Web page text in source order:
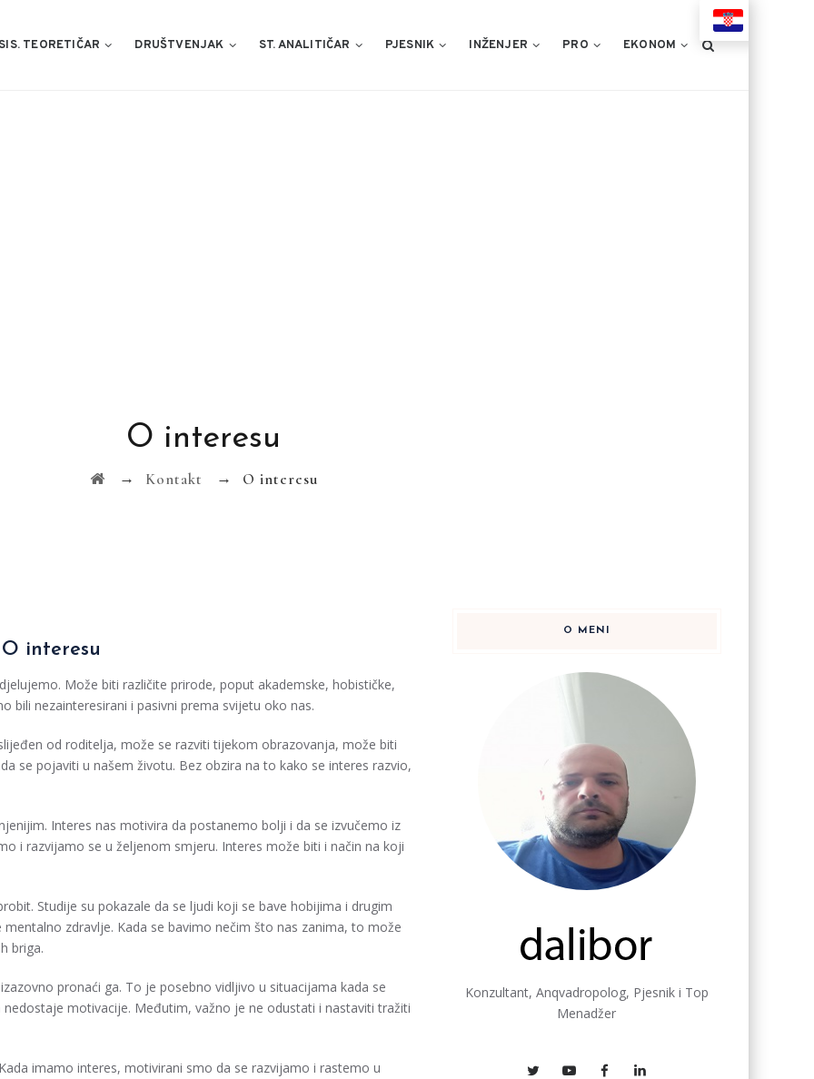
SIS. TEORETIČAR DRUŠTVENJAK ST. ANALITIČAR PJESNIK INŽENJER PRO EKONOM
O interesu
→ Kontakt → O interesu
O interesu
Može biti različite prirode, poput akademske, hobističke,
bili nezainteresirani i pasivni prema svijetu oko nas.
od roditelja, može se razviti tijekom obrazovanja, može biti
se pojaviti u našem životu. Bez obzira na to kako se interes razvio,
Interes nas motivira da postanemo bolji i da se izvučemo iz
i razvijamo se u željenom smjeru. Interes može biti i način na koji
Studije su pokazale da se ljudi koji se bave hobijima i drugim
zdravlje. Kada se bavimo nečim što nas zanima, to može
briga.
pronaći ga. To je posebno vidljivo u situacijama kada se
motivacije. Međutim, važno je ne odustati i nastaviti tražiti
imamo interes, motivirani smo da se razvijamo i rastemo u
O MENI
Konzultant, Anqvadropolog, Pjesnik i Top
Menadžer